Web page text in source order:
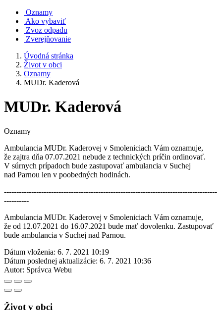
Oznamy
Ako vybaviť
Zvoz odpadu
Zverejňovanie
Úvodná stránka
Život v obci
Oznamy
MUDr. Kaderová
MUDr. Kaderová
Oznamy
Ambulancia MUDr. Kaderovej v Smoleniciach Vám oznamuje,
že zajtra dňa 07.07.2021 nebude z technických príčin ordinovať.
V súrnych prípadoch bude zastupovať ambulancia v Suchej
nad Parnou len v poobedných hodinách.
--------------------------------------------------------------------------------------
----------
Ambulancia MUDr. Kaderovej v Smoleniciach Vám oznamuje,
že od 12.07.2021 do 16.07.2021 bude mať dovolenku. Zastupovať
bude ambulancia v Suchej nad Parnou.
Dátum vloženia: 6. 7. 2021 10:19
Dátum poslednej aktualizácie: 6. 7. 2021 10:36
Autor: Správca Webu
Život v obci